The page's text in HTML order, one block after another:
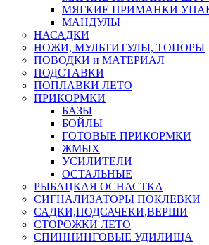
МЯГКИЕ ПРИМАНКИ
МАНДУЛЫ
НАСАДКИ
НОЖИ, МУЛЬТИТУЛЫ, ТОПОРЫ
ПОВОДКИ и МАТЕРИАЛ
ПОДСТАВКИ
ПОПЛАВКИ ЛЕТО
ПРИКОРМКИ
БАЗЫ
БОЙЛЫ
ГОТОВЫЕ ПРИКОРМКИ
ЖМЫХ
УСИЛИТЕЛИ
ОСТАЛЬНЫЕ
РЫБАЦКАЯ ОСНАСТКА
СИГНАЛИЗАТОРЫ ПОКЛЕВКИ
САДКИ,ПОДСАЧЕКИ,ВЕРШИ
СТОРОЖКИ ЛЕТО
СПИННИНГОВЫЕ УДИЛИЩА